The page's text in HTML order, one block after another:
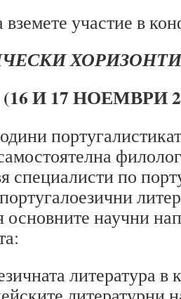
участие в
(16 И 17 НОЕМВРИ
специалисти по
основните научни
литература в